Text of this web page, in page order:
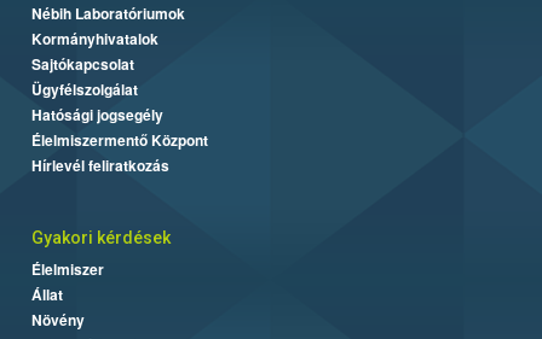
Nébih Laboratóriumok
Kormányhivatalok
Sajtókapcsolat
Ügyfélszolgálat
Hatósági jogsegély
Élelmiszermentő Központ
Hírlevél feliratkozás
Gyakori kérdések
Élelmiszer
Állat
Növény